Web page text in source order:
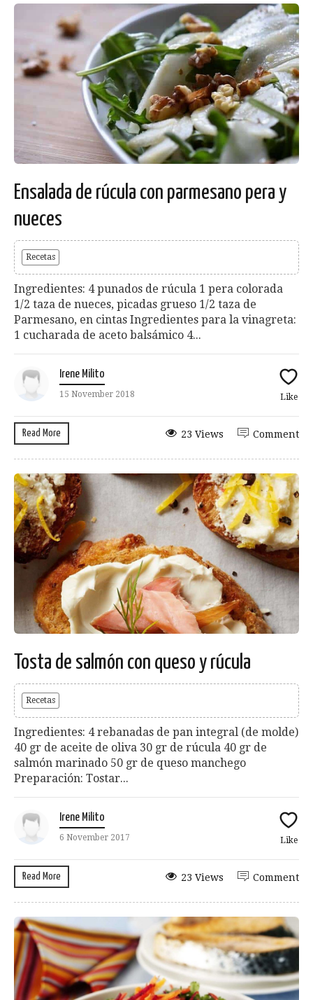
Ensalada de rúcula con parmesano pera y
nueces
Recetas
Ingredientes: 4 punados de rúcula 1 pera colorada
1/2 taza de nueces, picadas grueso 1/2 taza de
Parmesano, en cintas Ingredientes para la vinagreta:
1 cucharada de aceto balsámico 4...
Irene Milito
15 November 2018 Like
Read More Comment
23 Views
Tosta de salmón con queso y rúcula
Recetas
Ingredientes: 4 rebanadas de pan integral (de molde)
40 gr de aceite de oliva 30 gr de rúcula 40 gr de
salmón marinado 50 gr de queso manchego
Preparación: Tostar...
Irene Milito
6 November 2017 Like
Read More Comment
23 Views